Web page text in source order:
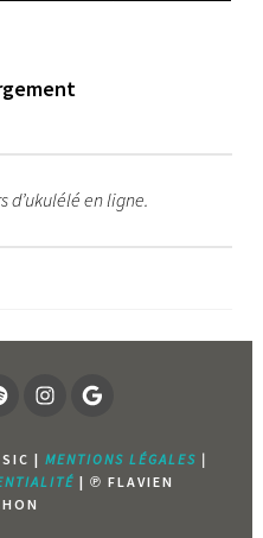
d’ukulélé en ligne.
INSTAGRAM
PAGE
GOOGLE
| MENTIONS LÉGALES |
| ℗ FLAVIEN